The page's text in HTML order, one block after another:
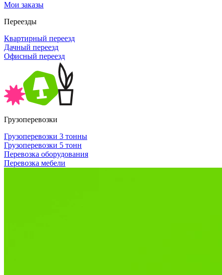
Мои заказы
Переезды
Квартирный переезд
Дачный переезд
Офисный переезд
Грузоперевозки
Грузоперевозки 3 тонны
Грузоперевозки 5 тонн
Перевозка оборудования
Перевозка мебели